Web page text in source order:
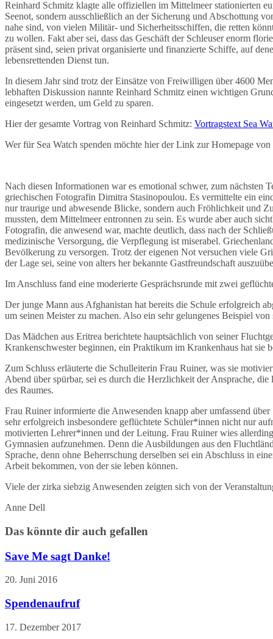
Reinhard Schmitz klagte alle offiziellen im Mittelmeer stationierten
Seenot, sondern ausschließlich an der Sicherung und Abschottung
nahe sind, von vielen Militär- und Sicherheitsschiffen, die retten
zu wollen. Fakt aber sei, dass das Geschäft der Schleuser enorm
präsent sind, seien privat organisierte und finanzierte Schiffe, auf
lebensrettenden Dienst tun.
In diesem Jahr sind trotz der Einsätze von Freiwilligen über 4600
lebhaften Diskussion nannte Reinhard Schmitz einen wichtigen
eingesetzt werden, um Geld zu sparen.
Hier der gesamte Vortrag von Reinhard Schmitz: Vortragstext Sea
Wer für Sea Watch spenden möchte hier der Link zur Homepage
Nach diesen Informationen war es emotional schwer, zum nächsten
griechischen Fotografin Dimitra Stasinopoulou. Es vermittelte ein
nur traurige und abwesende Blicke, sondern auch Fröhlichkeit und
mussten, dem Mittelmeer entronnen zu sein. Es wurde aber auch
Fotografin, die anwesend war, machte deutlich, dass nach der
medizinische Versorgung, die Verpflegung ist miserabel.
Bevölkerung zu versorgen. Trotz der eigenen Not versuchen viele
der Lage sei, seine von alters her bekannte Gastfreundschaft
Im Anschluss fand eine moderierte Gesprächsrunde mit zwei
Der junge Mann aus Afghanistan hat bereits die Schule erfolgreich
um seinen Meister zu machen. Also ein sehr gelungenes Beispiel von
Das Mädchen aus Eritrea berichtete hauptsächlich von seiner
Krankenschwester beginnen, ein Praktikum im Krankenhaus hat sie
Zum Schluss erläuterte die Schulleiterin Frau Ruiner, was sie
Abend über spürbar, sei es durch die Herzlichkeit der Ansprache,
des Raumes.
Frau Ruiner informierte die Anwesenden knapp aber umfassend
sehr erfolgreich insbesondere geflüchtete Schüler*innen nicht nur
motivierten Lehrer*innen und der Leitung. Frau Ruiner wies
Gymnasien aufzunehmen. Denn die Ausbildungen aus den
Sprache, denn ohne Beherrschung derselben sei ein Abschluss in
Arbeit bekommen, von der sie leben können.
Viele der zirka siebzig Anwesenden zeigten sich von der
Anne Dell
Das könnte dir auch gefallen
Save Me sagt Danke!
20. Juni 2016
Spendenaufruf
17. Dezember 2017